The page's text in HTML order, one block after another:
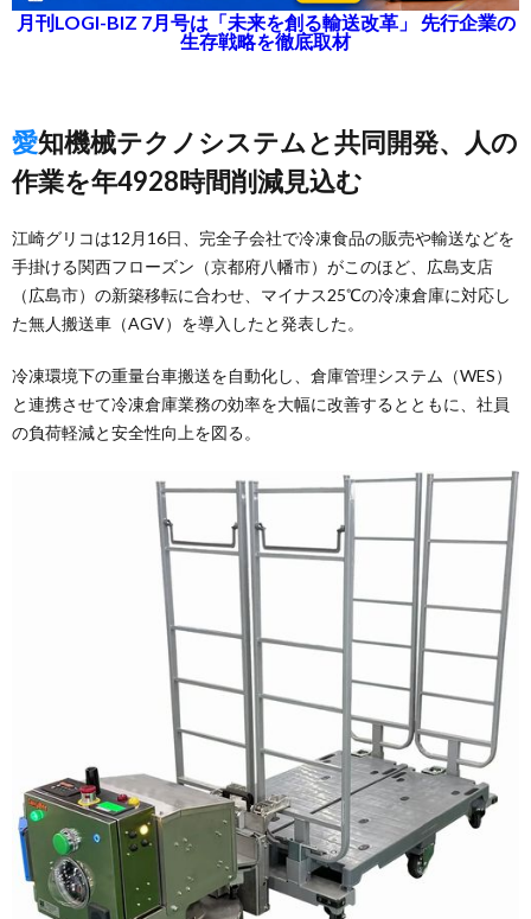
月刊LOGI-BIZ 7月号は「未来を創る輸送改革」 先行企業の
生存戦略を徹底取材
愛知機械テクノシステムと共同開発、人の
作業を年4928時間削減見込む
江崎グリコは12月16日、完全子会社で冷凍食品の販売や輸送などを
手掛ける関西フローズン（京都府八幡市）がこのほど、広島支店
（広島市）の新築移転に合わせ、マイナス25℃の冷凍倉庫に対応し
た無人搬送車（AGV）を導入したと発表した。
冷凍環境下の重量台車搬送を自動化し、倉庫管理システム（WES）
と連携させて冷凍倉庫業務の効率を大幅に改善するとともに、社員
の負荷軽減と安全性向上を図る。